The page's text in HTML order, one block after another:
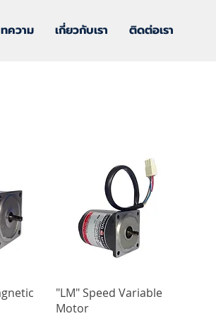
ความ เกี่ยวกับเรา ติดต่อเรา
"LM" Speed Variable
Motor